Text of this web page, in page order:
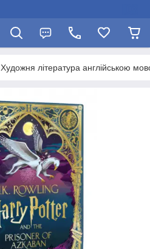
Художня література англійською